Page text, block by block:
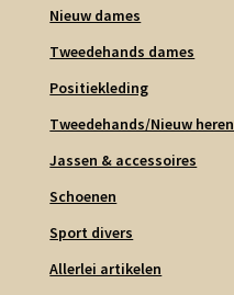
Nieuw dames
Tweedehands dames
Positiekleding
Tweedehands/Nieuw heren
Jassen & accessoires
Schoenen
Sport divers
Allerlei artikelen